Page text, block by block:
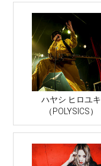
ハヤシ ヒロユキ
（POLYSICS）